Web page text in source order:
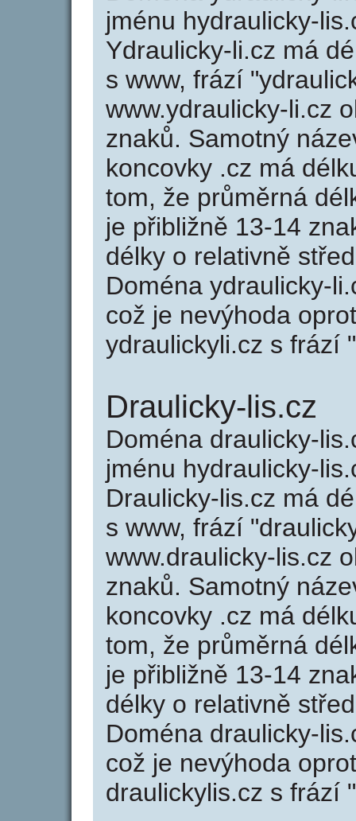
jménu hydraulicky-
Ydraulicky-li.cz má
s www, frází
www.ydraulicky-li.cz
znaků. Samotný
koncovky .cz má
tom, že průměrná
je přibližně 13-14
délky o relativně
Doména ydraulicky-
což je nevýhoda
ydraulickyli.cz s frází
Draulicky-lis.cz
Doména draulicky-
jménu hydraulicky-
Draulicky-lis.cz má
s www, frází
www.draulicky-lis.cz
znaků. Samotný
koncovky .cz má
tom, že průměrná
je přibližně 13-14
délky o relativně
Doména draulicky-
což je nevýhoda
draulickylis.cz s frází